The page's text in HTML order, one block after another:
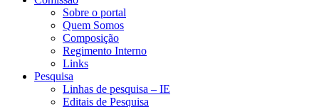
Sobre o portal
Quem Somos
Composição
Regimento Interno
Links
Pesquisa
Linhas de pesquisa – IE
Editais de Pesquisa